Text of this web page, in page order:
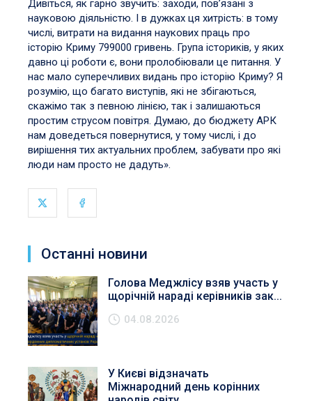
Дивіться, як гарно звучить: заходи, пов’язані з
науковою діяльністю. І в дужках ця хитрість: в тому
числі, витрати на видання наукових праць про
історію Криму 799000 гривень. Група істориків, у яких
давно ці роботи є, вони пролобіювали це питання. У
нас мало суперечливих видань про історію Криму? Я
розумію, що багато виступів, які не збігаються,
скажімо так з певною лінією, так і залишаються
простим струсом повітря. Думаю, до бюджету АРК
нам доведеться повернутися, у тому числі, і до
вирішення тих актуальних проблем, забувати про які
люди нам просто не дадуть».
Останні новини
Голова Меджлісу взяв участь у
щорічній нараді керівників зак...
04.08.2026
У Києві відзначать
Міжнародний день корінних